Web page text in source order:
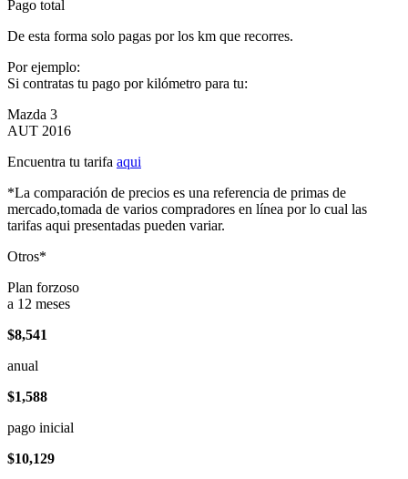
Pago total
De esta forma solo pagas por los km que recorres.
Por ejemplo:
Si contratas tu pago por kilómetro para tu:
Mazda 3
AUT 2016
Encuentra tu tarifa aqui
*La comparación de precios es una referencia de primas de
mercado,tomada de varios compradores en línea por lo cual las
tarifas aqui presentadas pueden variar.
Otros*
Plan forzoso
a 12 meses
$8,541
anual
$1,588
pago inicial
$10,129